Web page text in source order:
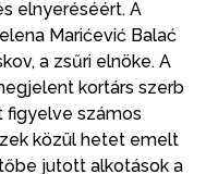
elnyeréséért. A
Marićević Balać
a zsűri elnöke. A
kortárs szerb
figyelve számos
közül hetet emelt
jutott alkotások a